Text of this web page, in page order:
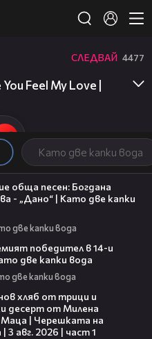
Като две капки вода
СЛЕДВАЙ 4477
Feel My Love |
обща песен: Богдана
- „Дано“ | Като две капки
две капки вода
победител в 14-и
две капки вода
две капки вода
хляб от трици и
десерт от Милена
| Черешката на
авг. 2026 | част 1